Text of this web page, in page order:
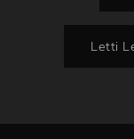
Letti